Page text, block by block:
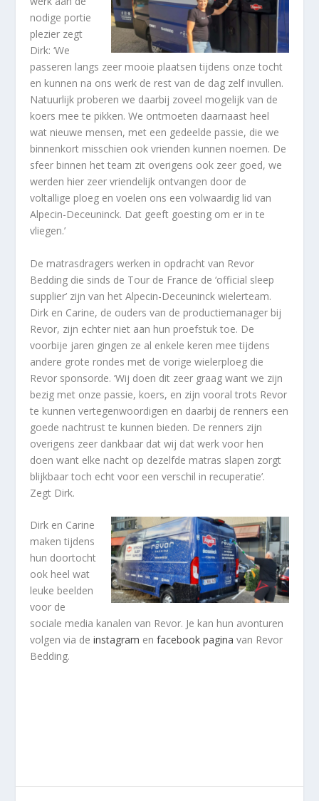
nodige portie
plezier zegt
Dirk: ‘We
passeren langs zeer mooie plaatsen tijdens onze tocht
en kunnen na ons werk de rest van de dag zelf invullen.
Natuurlijk proberen we daarbij zoveel mogelijk van de
koers mee te pikken. We ontmoeten daarnaast heel
wat nieuwe mensen, met een gedeelde passie, die we
binnenkort misschien ook vrienden kunnen noemen. De
sfeer binnen het team zit overigens ook zeer goed, we
werden hier zeer vriendelijk ontvangen door de
voltallige ploeg en voelen ons een volwaardig lid van
Alpecin-Deceuninck. Dat geeft goesting om er in te
vliegen.’
De matrasdragers werken in opdracht van Revor
Bedding die sinds de Tour de France de ‘official sleep
supplier’ zijn van het Alpecin-Deceuninck wielerteam.
Dirk en Carine, de ouders van de productiemanager bij
Revor, zijn echter niet aan hun proefstuk toe. De
voorbije jaren gingen ze al enkele keren mee tijdens
andere grote rondes met de vorige wielerploeg die
Revor sponsorde. ‘Wij doen dit zeer graag want we zijn
bezig met onze passie, koers, en zijn vooral trots Revor
te kunnen vertegenwoordigen en daarbij de renners een
goede nachtrust te kunnen bieden. De renners zijn
overigens zeer dankbaar dat wij dat werk voor hen
doen want elke nacht op dezelfde matras slapen zorgt
blijkbaar toch echt voor een verschil in recuperatie’.
Zegt Dirk.
Dirk en Carine
maken tijdens
hun doortocht
ook heel wat
leuke beelden
voor de
sociale media kanalen van Revor. Je kan hun avonturen
volgen via deinstagram enfacebook pagina van Revor
Bedding.